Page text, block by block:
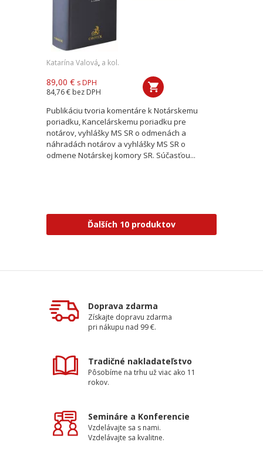
Katarína Valová, a kol.
89,00 € s DPH
84,76 € bez DPH
Publikáciu tvoria komentáre k Notárskemu
poriadku, Kancelárskemu poriadku pre
notárov, vyhlášky MS SR o odmenách a
náhradách notárov a vyhlášky MS SR o
odmene Notárskej komory SR. Súčasťou...
Ďalších 10 produktov
Doprava zdarma
Získajte dopravu zdarma
pri nákupu nad 99 €.
Tradičné nakladateľstvo
Pôsobíme na trhu už viac ako 11
rokov.
Semináre a Konferencie
Vzdelávajte sa s nami.
Vzdelávajte sa kvalitne.